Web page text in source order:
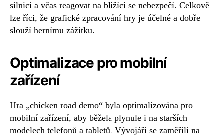
silnici a včas reagovat na blížící se nebezpečí. Celkově
lze říci, že grafické zpracování hry je účelné a dobře
slouží hernímu zážitku.
Optimalizace pro mobilní
zařízení
Hra „chicken road demo“ byla optimalizována pro
mobilní zařízení, aby běžela plynule i na starších
modelech telefonů a tabletů. Vývojáři se zaměřili na